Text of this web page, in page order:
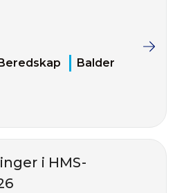
Beredskap
Balder
i HMS-